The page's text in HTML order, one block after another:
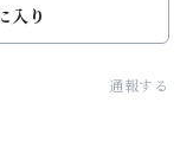
入り
通報する